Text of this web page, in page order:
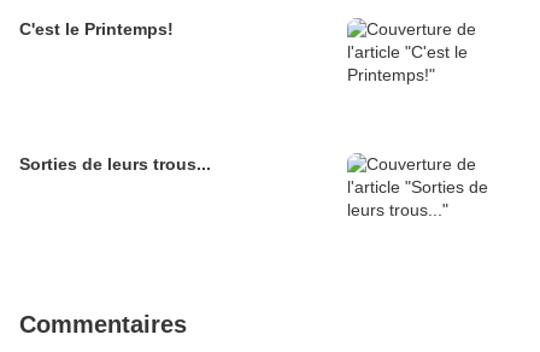
C'est le Printemps!
Sorties de leurs trous...
Commentaires